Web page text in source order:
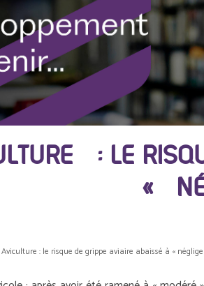
: LE
«
Aviculture : le risque de grippe aviaire abaissé à «